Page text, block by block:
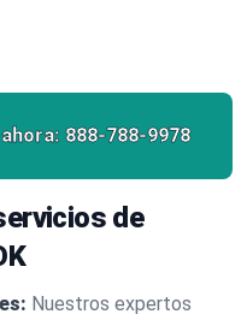
888-788-9978
de
Nuestros expertos